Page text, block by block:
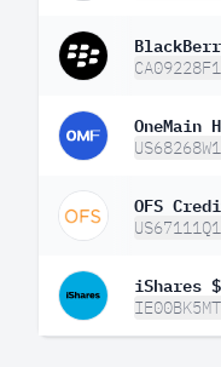
OneMain
OFS
iShares